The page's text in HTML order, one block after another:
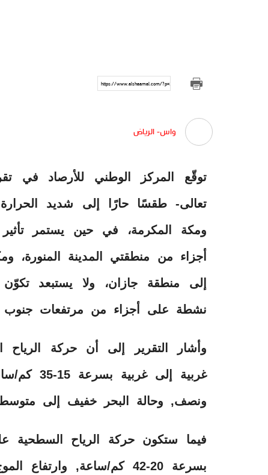
https://www.alshaamal.com/?p=297792
واس- الرياض
توقّع المركز الوطني للأرصاد في
تعالى- طقسًا حارًا إلى شديد
ومكة المكرمة، في حين يستمر تأثير
أجزاء من منطقتي المدينة
إلى منطقة جازان، ولا يستبعد
نشطة على أجزاء من مرتفعات جنوب
وأشار التقرير إلى أن حركة
غربية
ونصف, وحالة البحر خفيف إلى
فيما ستكون حركة الرياح السطحية
بسرعة 20-42 كم/ساعة,